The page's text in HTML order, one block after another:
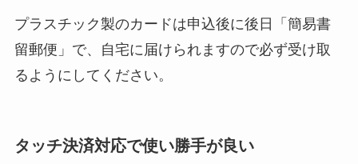
プラスチック製のカードは申込後に後日「簡易書
留郵便」で、自宅に届けられますので必ず受け取
るようにしてください。
タッチ決済対応で使い勝手が良い